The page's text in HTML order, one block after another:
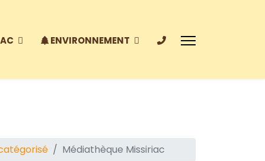
ENVIRONNEMENT
Médiathèque Missiriac